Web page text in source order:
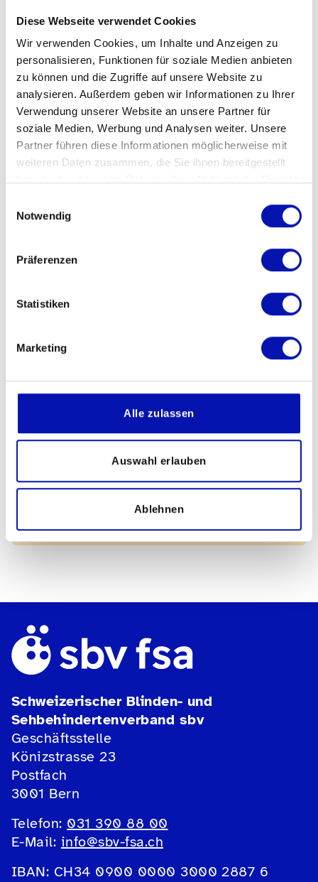
Diese Webseite verwendet Cookies
Wir verwenden Cookies, um Inhalte und Anzeigen zu
personalisieren, Funktionen für soziale Medien anbieten
zu können und die Zugriffe auf unsere Website zu
analysieren. Außerdem geben wir Informationen zu Ihrer
Verwendung unserer Website an unsere Partner für
soziale Medien, Werbung und Analysen weiter. Unsere
Partner führen diese Informationen möglicherweise mit
weiteren Daten zusammen, die Sie ihnen bereitgestellt
Notwendig
Präferenzen
Statistiken
Marketing
Alle zulassen
Auswahl erlauben
Ablehnen
bekannt sein müssen(Gesundheitliche
Probleme, Diät, Allergien)?
AGB*
Ja, ich akzeptiere die allgemeinen
Geschäftsbedingungen (AGB)
Wir verwenden Ihre E-Mailadresse, um Sie
Kursangebote zu informieren.
per E-Mail über aktuelle Kursangebote
Downloads
AGB Kurse (PDF) downloaden
Schweizerischer Blinden- und
Sehbehindertenverband sbv
Geschäftsstelle
Könizstrasse 23
Postfach
3001 Bern
Telefon: 031 390 88 00
E-Mail: info@sbv-fsa.ch
IBAN: CH34 0900 0000 3000 2887 6